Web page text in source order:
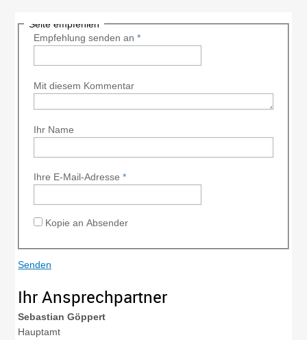
Seite empfehlen
Empfehlung senden an *
Mit diesem Kommentar
Ihr Name
Ihre E-Mail-Adresse *
Kopie an Absender
Ihr Ansprechpartner
Sebastian Göppert
Hauptamt